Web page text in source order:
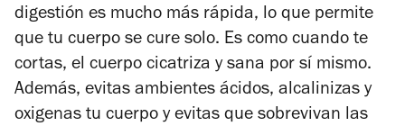
digestión es mucho más rápida, lo que permite
que tu cuerpo se cure solo. Es como cuando te
cortas, el cuerpo cicatriza y sana por sí mismo.
Además, evitas ambientes ácidos, alcalinizas y
oxigenas tu cuerpo y evitas que sobrevivan las